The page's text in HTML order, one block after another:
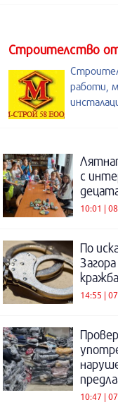
Строителство
работи,
с
10:01 |
По
14:55 |
10:47 |